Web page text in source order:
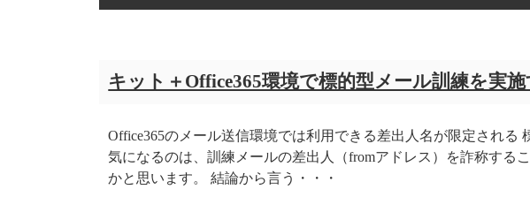
キット＋Office365環境で標的型メール訓練を実
Office365のメール送信環境では利用できる差出人名が限定される
気になるのは、訓練メールの差出人（fromアドレス）を詐称する
かと思います。 結論から言う・・・